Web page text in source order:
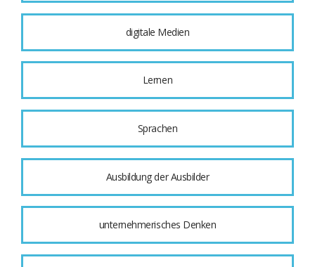
digitale Medien
Lernen
Sprachen
Ausbildung der Ausbilder
unternehmerisches Denken